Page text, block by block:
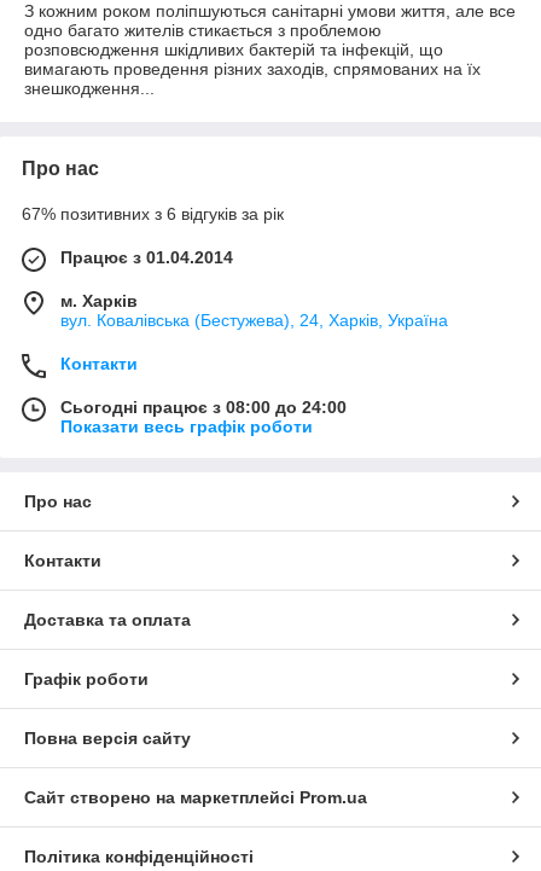
З кожним роком поліпшуються санітарні умови життя, але все
одно багато жителів стикається з проблемою
розповсюдження шкідливих бактерій та інфекцій, що
вимагають проведення різних заходів, спрямованих на їх
знешкодження...
Про нас
67% позитивних з 6 відгуків за рік
Працює з 01.04.2014
м. Харків
вул. Ковалівська (Бестужева), 24, Харків, Україна
Контакти
Сьогодні працює з 08:00 до 24:00
Показати весь графік роботи
Про нас
Контакти
Доставка та оплата
Графік роботи
Повна версія сайту
Сайт створено на маркетплейсі Prom.ua
Політика конфіденційності